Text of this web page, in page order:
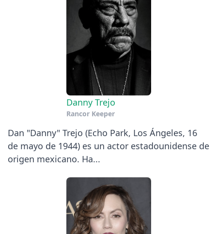
Danny Trejo
Rancor Keeper
Dan "Danny" Trejo (Echo Park, Los Ángeles, 16
de mayo de 1944) es un actor estadounidense de
origen mexicano. Ha...